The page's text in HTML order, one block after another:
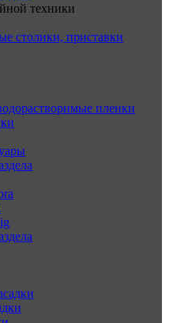
техники
столики, приставки
пленки